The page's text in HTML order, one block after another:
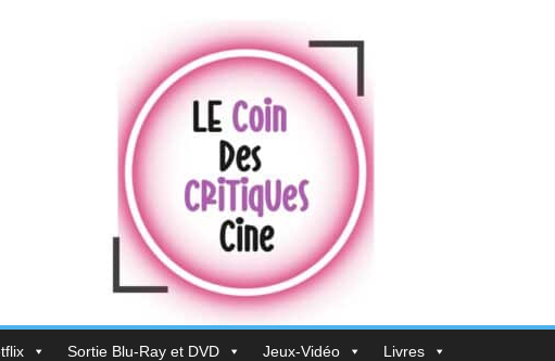
Sortie Blu-Ray et DVD Jeux-Vidéo Livres